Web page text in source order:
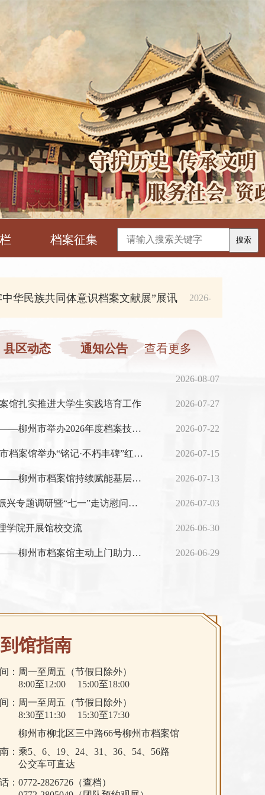
档案征集 搜索
同体意识档案文献展”展讯 2026-04-15
县区动态 通知公告 查看更多
2026-08-07
馆扎实推进大学生实践培育工作 2026-07-27
强基赋能提本领 精研业务促提升——柳州市举办2026年度档案技术人员岗位培训班 2026-07-22
少年传薪火 档案育新人——柳州市档案馆举办“铭记·不朽丰碑”红色诗朗诵暨2026年“红领巾讲解员”培训班结业展演 2026-07-15
以档为媒强党性 凝心聚力促团结——柳州市档案馆持续赋能基层党建与民族团结教育 2026-07-13
柳州市档案馆赴新寨村开展乡村振兴专题调研暨“七一”走访慰问活动 2026-07-03
学院开展馆校交流 2026-06-30
专业服务进医保 档案赋能惠民生——柳州市档案馆主动上门助力医保档案规范化建设 2026-06-29
到馆指南
： 周一至周五（节假日除外）
8:00至12:00 15:00至18:00
： 周一至周五（节假日除外）
8:30至11:30 15:30至17:30
柳州市柳北区三中路66号柳州市档案馆
： 乘5、6、19、24、31、36、54、56路
公交车可直达
： 0772-2826726（查档）